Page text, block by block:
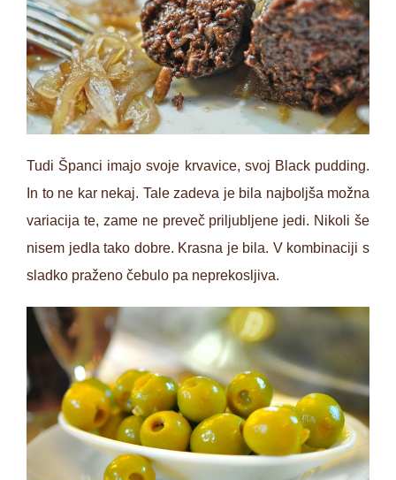
Tudi Španci imajo svoje krvavice, svoj Black pudding.
In to ne kar nekaj. Tale zadeva je bila najboljša možna
variacija te, zame ne preveč priljubljene jedi. Nikoli še
nisem jedla tako dobre. Krasna je bila. V kombinaciji s
sladko praženo čebulo pa neprekosljiva.